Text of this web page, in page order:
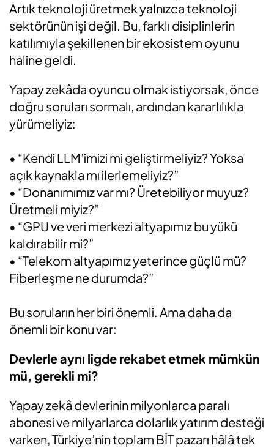
Artık teknoloji üretmek yalnızca teknoloji
sektörünün işi değil. Bu, farklı disiplinlerin
katılımıyla şekillenen bir ekosistem oyunu
haline geldi.
Yapay zekâda oyuncu olmak istiyorsak, önce
doğru soruları sormalı, ardından kararlılıkla
yürümeliyiz:
• “Kendi LLM’imizi mi geliştirmeliyiz? Yoksa
açık kaynakla mı ilerlemeliyiz?”
• “Donanımımız var mı? Üretebiliyor muyuz?
Üretmeli miyiz?”
• “GPU ve veri merkezi altyapımız bu yükü
kaldırabilir mi?”
• “Telekom altyapımız yeterince güçlü mü?
Fiberleşme ne durumda?”
Bu soruların her biri önemli. Ama daha da
önemli bir konu var:
Devlerle aynı ligde rekabet etmek mümkün
mü, gerekli mi?
Yapay zekâ devlerinin milyonlarca paralı
abonesi ve milyarlarca dolarlık yatırım desteği
varken, Türkiye’nin toplam BİT pazarı hâlâ tek